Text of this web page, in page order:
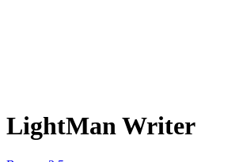
LightMan Writer